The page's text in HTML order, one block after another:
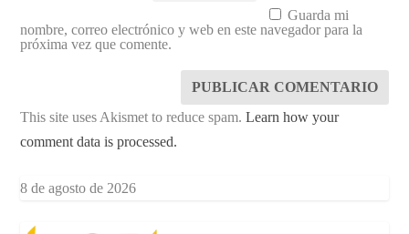
Guarda mi
nombre, correo electrónico y web en este navegador para la
próxima vez que comente.
This site uses Akismet to reduce spam.Learn how your
comment data is processed.
8 de agosto de 2026